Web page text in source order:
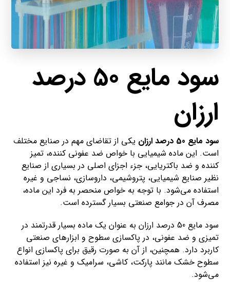
سود مایع 50 درصد
ارزان
سود مایع 50 درصد ارزان
یکی از تقاضای مهم در صنایع مختلف
است. این ماده شیمیایی با خواص ضد عفونی کننده، تمیز
کننده و ضد باکتریایی، جزء اجزای اصلی در بسیاری از صنایع
نظیر صنایع شیمیایی، پتروشیمی، داروسازی، نساجی و غیره
استفاده می‌شود. با توجه به خواص منحصر به فرد این ماده،
مصرف آن در جوامع صنعتی بسیار گسترده است.
سود مایع 50 درصد ارزان به عنوان یک ماده بسیار قدرتمند در
تمیزی و ضد عفونی، در پاکسازی سطوح و ابزارهای صنعتی
کاربرد دارد. همچنین، از آن به صورت رقیق برای پاکسازی انواع
سطوح خشک مانند پارکت، کاشی، سرامیک و غیره نیز استفاده
می‌شود.